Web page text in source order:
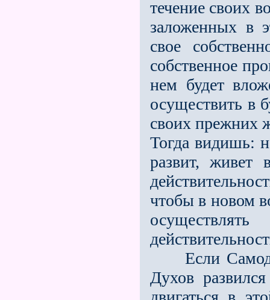
течение своих
заложенных в
свое
собственное
нем будет
осуществить в
своих прежних
Тогда видишь:
развит, живет
чтобы в новом
Если
Духов